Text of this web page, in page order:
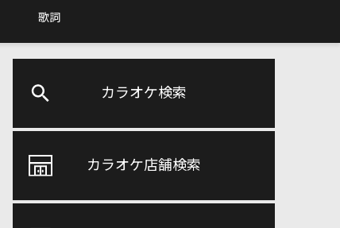
歌詞
カラオケ検索
カラオケ店舗検索